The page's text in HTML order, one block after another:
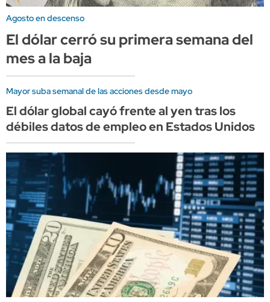
Agosto en descenso
El dólar cerró su primera semana del
mes a la baja
Mayor suba semanal de las acciones desde mayo
El dólar global cayó frente al yen tras los
débiles datos de empleo en Estados Unidos